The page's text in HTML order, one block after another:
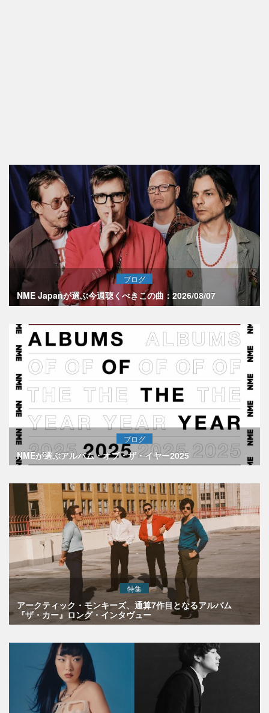
ブログ
NME Japanが選ぶ今週聴くべきこの曲：2026/08/07
ブログ
NMEが選ぶアルバム・オブ・ザ・イヤー2025
特集
アークティック・モンキーズ、通算7作目となるアルバム
『ザ・カー』ロング・インタヴュー